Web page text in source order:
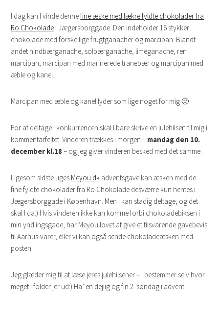
I dag kan I vinde dennefine æske med lækre fyldte chokolader fra
Ro Chokolade i Jægersborggade. Den indeholder 16 stykker
chokolade med forskellige frugtganacher og marcipan. Blandt
andet hindbærganache, solbærganache, limeganache, ren
marcipan, marcipan med marinerede tranebær og marcipan med
æble og kanel.
Marcipan med æble og kanel lyder som lige noget for mig 🙂
For at deltage i konkurrencen skal I bare skrive en julehilsen til mig i
kommentarfeltet. Vinderen trækkes i morgen – mandag den 10.
december kl.18 – og jeg giver vinderen besked med det samme.
Ligesom sidste uges Meyou.dk adventsgave kan æsken med de
fine fyldte chokolader fra Ro Chokolade desværre kun hentes i
Jægersborggade i København. Men I kan stadig deltage, og det
skal I da:) Hvis vinderen ikke kan komme forbi chokoladebiksen i
min yndlingsgade, har Meyou lovet at give et tilsvarende gavebevis
til Aarhus-varer, eller vi kan også sende chokoladeæsken med
posten.
Jeg glæder mig til at læse jeres julehilsener – I bestemmer selv hvor
meget I folder jer ud:) Ha’ en dejlig og fin 2. søndag i advent.